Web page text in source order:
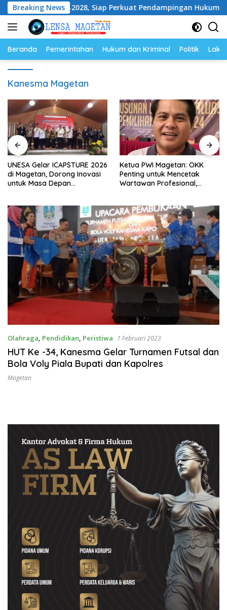
Langsung
ke
konten
Breaking News
2026–2028, Siap Perkuat Pendampingan Hukum
Beranda Pemerintahan Hukum dan Kriminal Politik
Kanesma Magetan
UNESA Gelar ICAPSTURE 2026
di Magetan, Dorong Inovasi
untuk Masa Depan
Ketua PWI Magetan: OKK
Penting untuk Mencetak
Wartawan Profesional,
Olahraga, Pendidikan, Peristiwa 1 Februari 2023
HUT Ke -34, Kanesma Gelar Turnamen Futsal dan
Bola Voly Piala Bupati dan Kapolres
Magetan